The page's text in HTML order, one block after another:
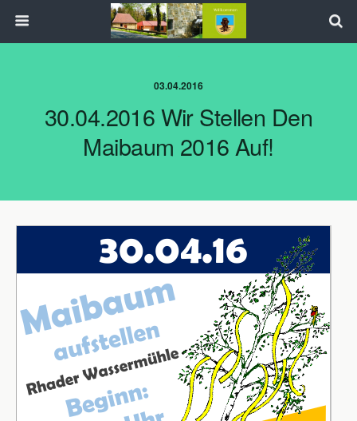
03.04.2016
30.04.2016 Wir Stellen Den
Maibaum 2016 Auf!